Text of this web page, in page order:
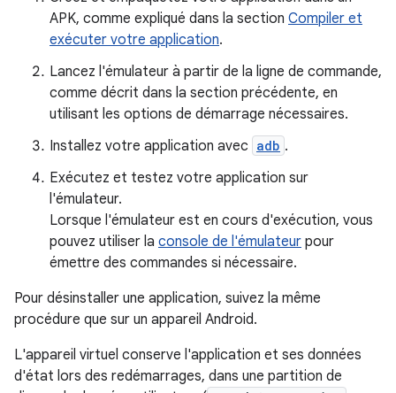
APK, comme expliqué dans la section Compiler et
exécuter votre application.
Lancez l'émulateur à partir de la ligne de commande,
comme décrit dans la section précédente, en
utilisant les options de démarrage nécessaires.
Installez votre application avec adb .
Exécutez et testez votre application sur
l'émulateur.
Lorsque l'émulateur est en cours d'exécution, vous
pouvez utiliser la console de l'émulateur pour
émettre des commandes si nécessaire.
Pour désinstaller une application, suivez la même
procédure que sur un appareil Android.
L'appareil virtuel conserve l'application et ses données
d'état lors des redémarrages, dans une partition de